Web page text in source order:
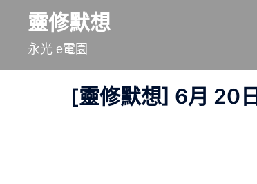
要
靈修默想
永光 e電園
[靈修默想] 6月 20日